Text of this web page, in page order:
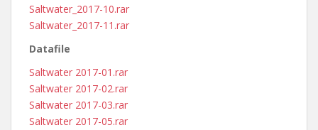
Saltwater_2017-10.rar
Saltwater_2017-11.rar
Datafile
Saltwater 2017-01.rar
Saltwater 2017-02.rar
Saltwater 2017-03.rar
Saltwater 2017-05.rar